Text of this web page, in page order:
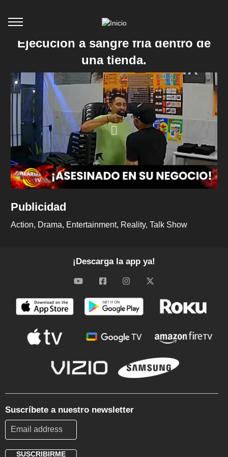
Ejecución a sangre fría dentro de
una tienda.
Publicidad
Action Drama Entertainment Reality Talk Show
¡Descarga la app ya!
Suscríbete a nuestro newsletter
SUSCRIBIRME